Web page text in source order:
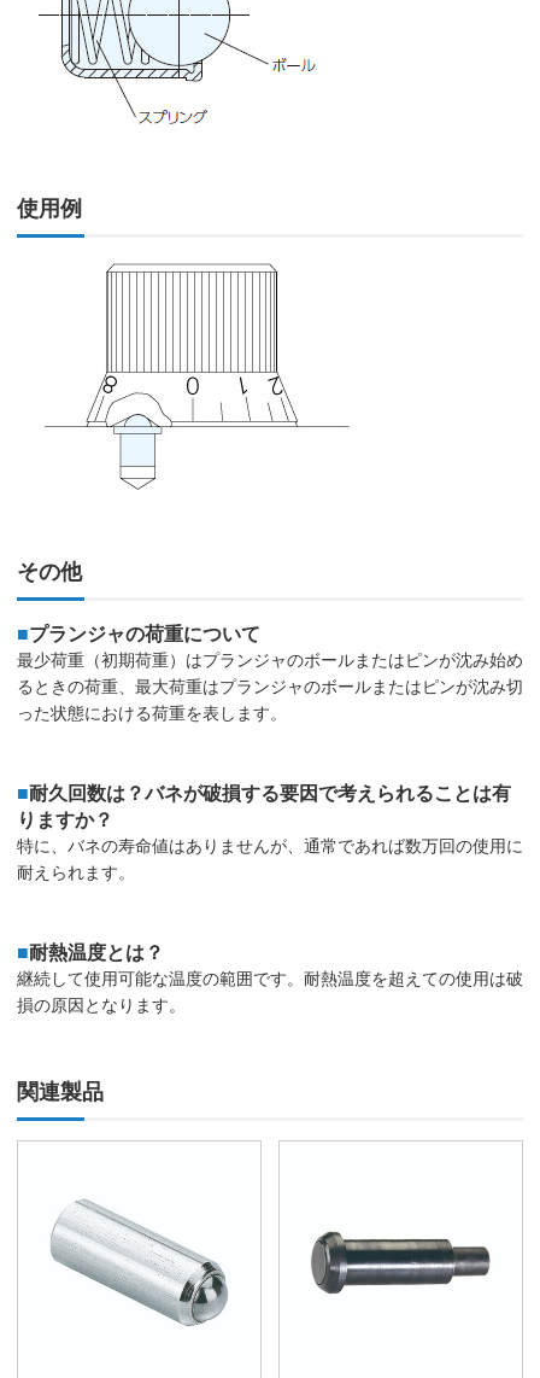
使用例
その他
■プランジャの荷重について
最少荷重（初期荷重）はプランジャのボールまたはピンが沈み始め
るときの荷重、最大荷重はプランジャのボールまたはピンが沈み切
った状態における荷重を表します。
■耐久回数は？バネが破損する要因で考えられることは有
りますか？
特に、バネの寿命値はありませんが、通常であれば数万回の使用に
耐えられます。
■耐熱温度とは？
継続して使用可能な温度の範囲です。耐熱温度を超えての使用は破
損の原因となります。
関連製品